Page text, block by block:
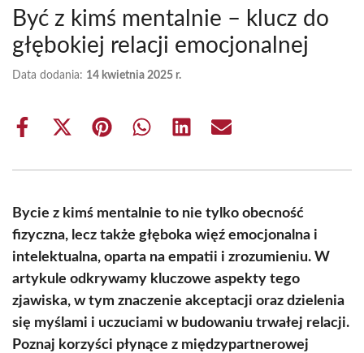
Być z kimś mentalnie – klucz do
głębokiej relacji emocjonalnej
Data dodania: 14 kwietnia 2025 r.
Share
Share
(Twitter)
Share Share Share Share
Bycie z kimś mentalnie to nie tylko obecność
fizyczna, lecz także głęboka więź emocjonalna i
intelektualna, oparta na empatii i zrozumieniu. W
artykule odkrywamy kluczowe aspekty tego
zjawiska, w tym znaczenie akceptacji oraz dzielenia
się myślami i uczuciami w budowaniu trwałej relacji.
Poznaj korzyści płynące z międzypartnerowej